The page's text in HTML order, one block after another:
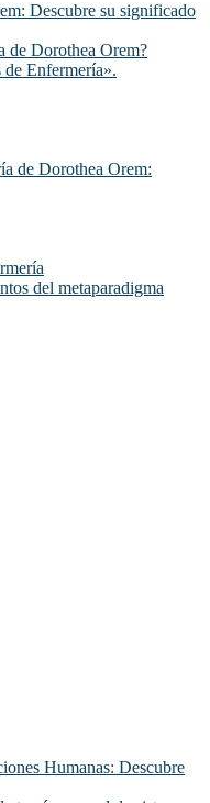
Descubre su significado
de Dorothea Orem?
de Enfermería».
de Dorothea Orem:
del metaparadigma
Humanas: Descubre